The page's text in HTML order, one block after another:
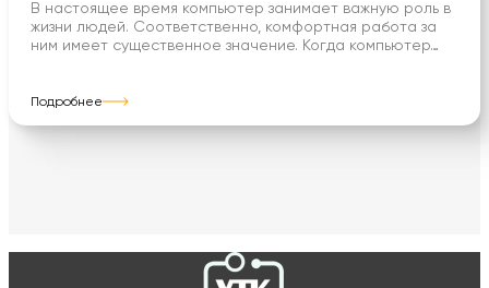
В настоящее время компьютер занимает важную роль в
жизни людей. Соответственно, комфортная работа за
ним имеет существенное значение. Когда компьютер…
Подробнее